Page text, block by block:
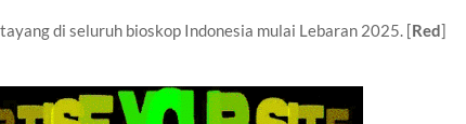
tayang di seluruh bioskop Indonesia mulai Lebaran 2025. [Red]